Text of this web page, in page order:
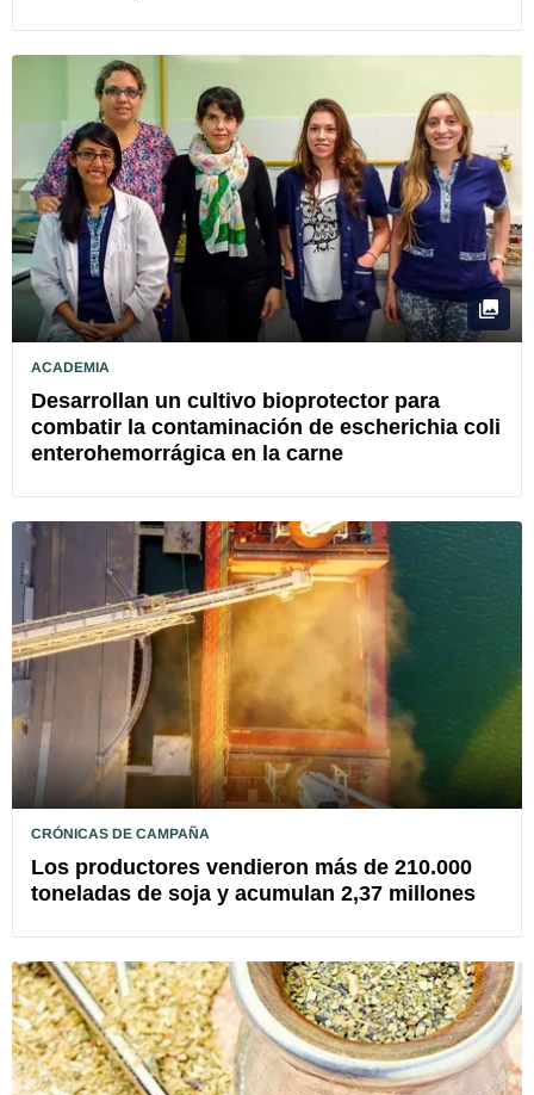
ACADEMIA
Desarrollan un cultivo bioprotector para
combatir la contaminación de escherichia coli
enterohemorrágica en la carne
CRÓNICAS DE CAMPAÑA
Los productores vendieron más de 210.000
toneladas de soja y acumulan 2,37 millones